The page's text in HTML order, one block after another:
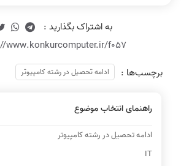
www.konkurcomputer.ir/f057
برچسب‌ها :
ادامه تحصیل در رشته کامپیوتر
راهنمای انتخاب موضوع
ادامه تحصیل در رشته کامپیوتر
IT